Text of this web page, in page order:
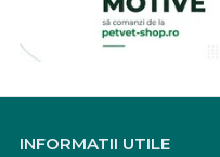
INFORMATII UTILE